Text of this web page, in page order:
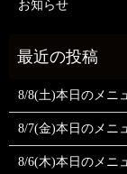
お知らせ
8/8(土)本日のメニ
8/7(金)本日のメニ
8/6(木)本日のメニ